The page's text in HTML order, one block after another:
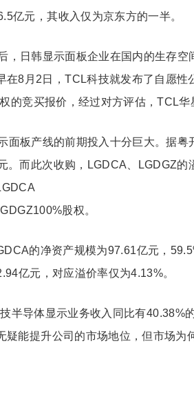
亿元，其收入仅为京东方的一半。
，日韩显示面板企业在国内的生存
在8月2日，TCL科技就发布了自愿性
的竞买报价，经过对方评估，TCL华
面板产线的前期投入十分巨大。据粤
。而此次收购，LGDCA、LGDGZ
股权。
的净资产规模为97.61亿元，
亿元，对应溢价率仅为4.13%。
半导体显示业务收入同比有40.38%
疑能提升公司的市场地位，但市场为